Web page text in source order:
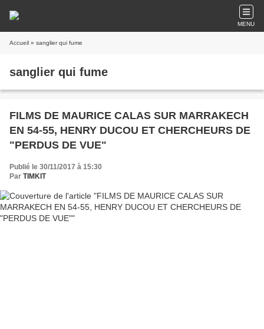
MENU
Accueil » sanglier qui fume
sanglier qui fume
FILMS DE MAURICE CALAS SUR MARRAKECH
EN 54-55, HENRY DUCOU ET CHERCHEURS DE
"PERDUS DE VUE"
Publié le 30/11/2017 à 15:30
Par TIMKIT